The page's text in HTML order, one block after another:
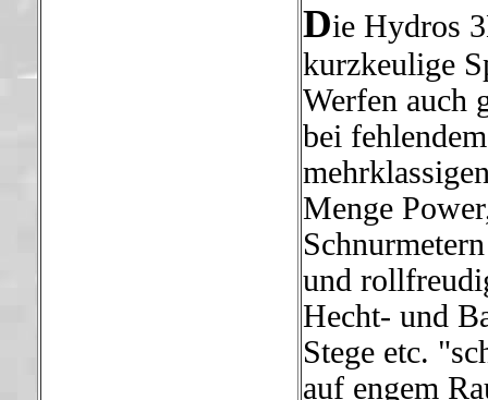
Die Hydros
kurzkeulige
Werfen auch
bei
Menge
und
Hecht- und
Stege etc.
auf engem